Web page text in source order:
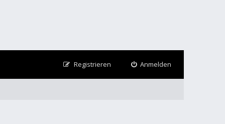
Anmelden
Registrieren